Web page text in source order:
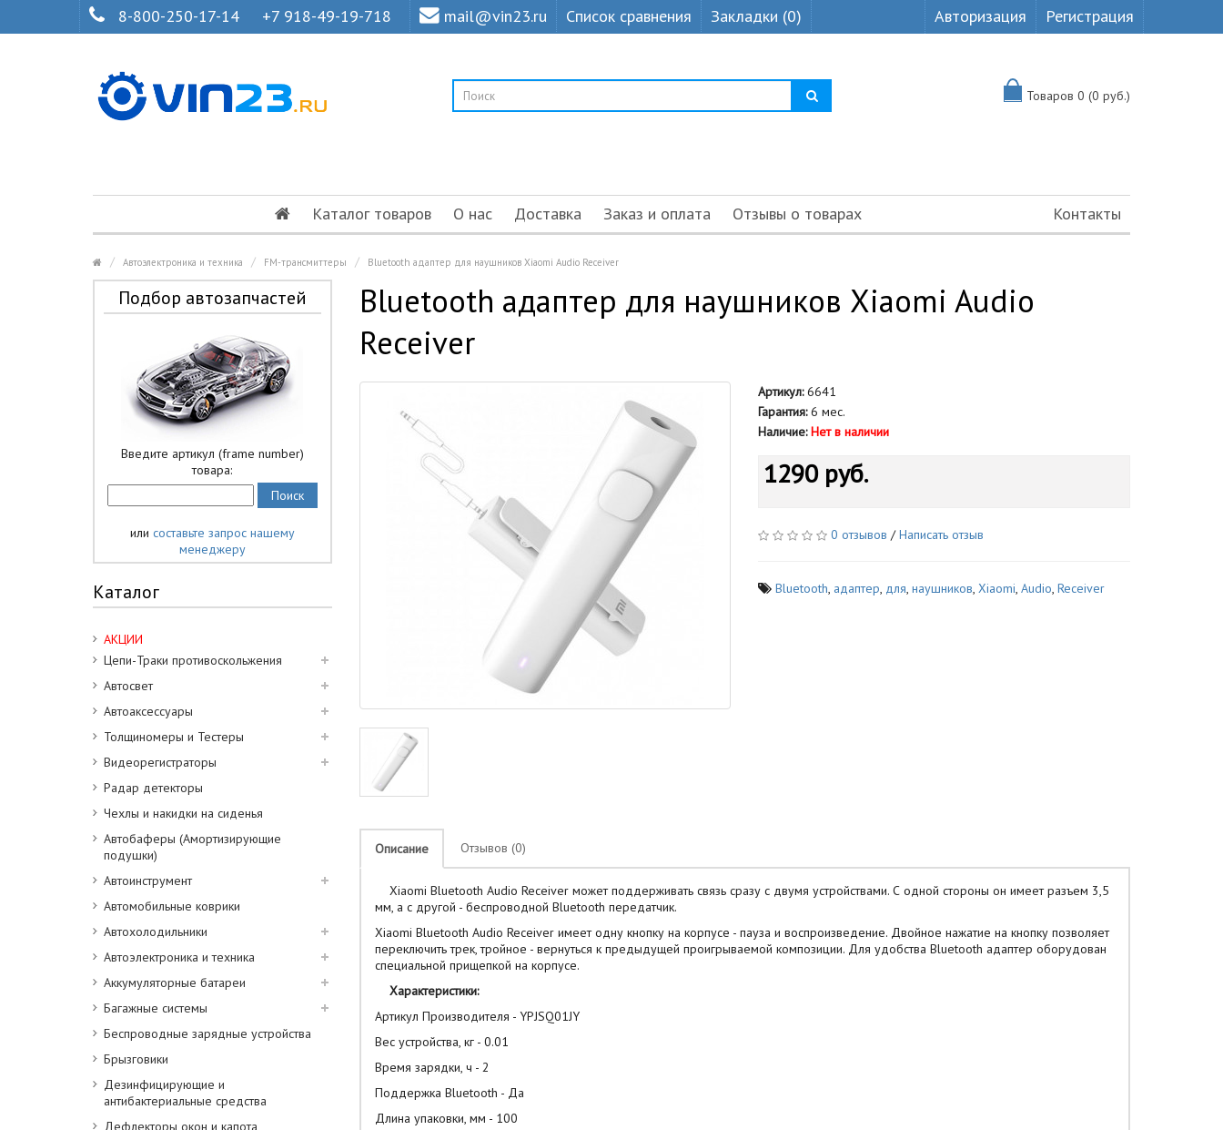
8-800-250-17-14 +7 918-49-19-718 mail@vin23.ru Список сравнения Закладки (0) Авторизация Регистрация
Товаров 0 (0 руб.)
Каталог товаров О нас Доставка Заказ и оплата Отзывы о товарах Контакты
Автоэлектроника и техника FM-трансмиттеры Bluetooth адаптер для наушников Xiaomi Audio Receiver
Подбор автозапчастей
Введите артикул (frame number)
товара:
или составьте запрос нашему
менеджеру
Каталог
АКЦИИ
Цепи-Траки противоскольжения
Автосвет
Автоаксессуары
Толщиномеры и Тестеры
Видеорегистраторы
Радар детекторы
Чехлы и накидки на сиденья
Автобаферы (Амортизирующие
подушки)
Автоинструмент
Автомобильные коврики
Автохолодильники
Автоэлектроника и техника
Аккумуляторные батареи
Багажные системы
Беспроводные зарядные устройства
Брызговики
Дезинфицирующие и
антибактериальные средства
Дефлекторы окон и капота
Bluetooth адаптер для наушников Xiaomi Audio
Receiver
Артикул:6641
Гарантия:6 мес.
Наличие: Нет в наличии
1290 руб.
0 отзывов /Написать отзыв
Bluetooth, адаптер, для,наушников,Xiaomi,Audio,Receiver
Описание Отзывов (0)
Xiaomi Bluetooth Audio Receiver может поддерживать связь сразу с двумя устройствами. С одной стороны он имеет разъем 3,5
мм, а с другой - беспроводной Bluetooth передатчик.
Xiaomi Bluetooth Audio Receiver имеет одну кнопку на корпусе - пауза и воспроизведение. Двойное нажатие на кнопку позволяет
переключить трек, тройное - вернуться к предыдущей проигрываемой композиции. Для удобства Bluetooth адаптер оборудован
специальной прищепкой на корпусе.
Характеристики:
Артикул Производителя - YPJSQ01JY
Вес устройства, кг - 0.01
Время зарядки, ч - 2
Поддержка Bluetooth - Да
Длина упаковки, мм - 100